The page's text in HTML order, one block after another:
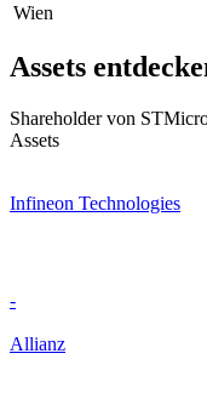
Wien
Assets
Shareholder von
Assets
Infineon Technologies
-
Allianz